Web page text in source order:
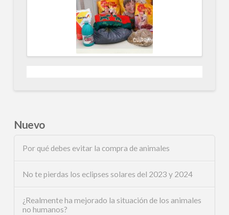
Nuevo
Por qué debes evitar la compra de animales
No te pierdas los eclipses solares del 2023 y 2024
¿Realmente ha mejorado la situación de los animales
no humanos?